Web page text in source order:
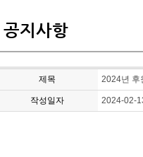
공지사항
제목 2024년 후
작성일자 2024-02-